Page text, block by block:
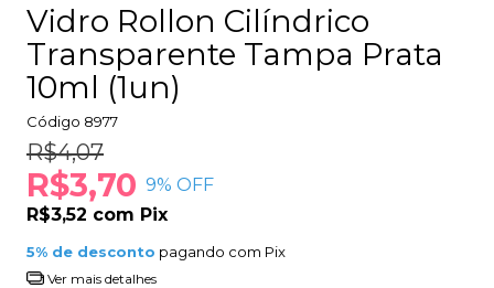
Vidro Rollon Cilíndrico
Transparente Tampa Prata
10ml (1un)
Código 8977
R$4,07
R$3,70 9% OFF
R$3,52 com Pix
5% de desconto pagando com Pix
Ver mais detalhes